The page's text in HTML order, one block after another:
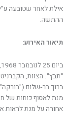
אילת לאחר שטובעה
ההתשה.
תיאור האירוע:
"תבץ". הצוות,
ברוך בר-שלום
מנת לאסוף כוחות של
אחורה על מנת לראות